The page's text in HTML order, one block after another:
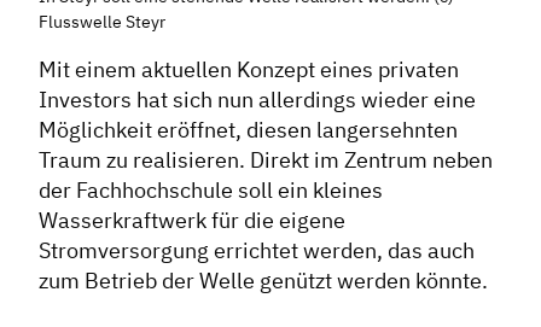
Flusswelle Steyr
Mit einem aktuellen Konzept eines privaten
Investors hat sich nun allerdings wieder eine
Möglichkeit eröffnet, diesen langersehnten
Traum zu realisieren. Direkt im Zentrum neben
der Fachhochschule soll ein kleines
Wasserkraftwerk für die eigene
Stromversorgung errichtet werden, das auch
zum Betrieb der Welle genützt werden könnte.